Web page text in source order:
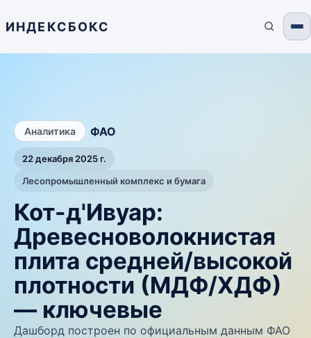
ИНДЕКСБОКС
Аналитика ФАО
22 декабря 2025 г.
Лесопромышленный комплекс и бумага
Кот-д'Ивуар:
Древесноволокнистая
плита средней/высокой
плотности (МДФ/ХДФ)
— ключевые
Дашборд построен по официальным данным ФАО